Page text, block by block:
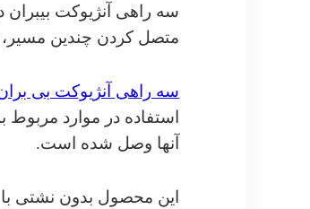
سه راهی آنژیوکت بیبران
متصل کردن چندین مسیر،
سه راهی آنژیوکت بی
استفاده در موارد
آنها وصل شده است.
این محصول بدون نشتی با